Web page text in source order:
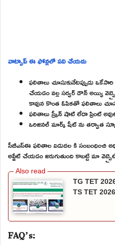
వాట్సాప్ ఈ ఫోన్లలో పని చేయదు
ఫలితాలు చూసుకునేటప్పుడు
చేయడం వల్ల సర్వర్ డౌన్ అయ్యి
కావున కొంత ఓపికతో ఫలితాలు
ఫలితాలు స్క్రీన్ షాట్ లేదా ప్రింట్
ఒరిజినల్ మార్క్ షీట్ ను తర్వాత
సీబీఎస్ఈ ఫలితాల విడుదల కి సంబంధించి
అప్డేట్ చేయడం జరుగుతుంది కాబట్టి మా
TG TET
TS TET
FAQ’s: